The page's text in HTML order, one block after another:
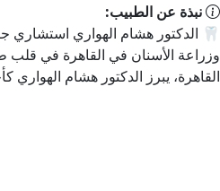
نبذة عن الطبيب:
🦷 الدكتور هشام الهواري استشاري
وزراعة الأسنان في القاهرة في
القاهرة، يبرز الدكتور هشام الهواري